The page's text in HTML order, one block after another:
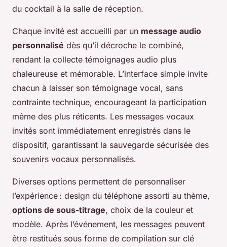
du cocktail à la salle de réception.
Chaque invité est accueilli par un message audio
personnalisé dès qu’il décroche le combiné,
rendant la collecte témoignages audio plus
chaleureuse et mémorable. L’interface simple invite
chacun à laisser son témoignage vocal, sans
contrainte technique, encourageant la participation
même des plus réticents. Les messages vocaux
invités sont immédiatement enregistrés dans le
dispositif, garantissant la sauvegarde sécurisée des
souvenirs vocaux personnalisés.
Diverses options permettent de personnaliser
l’expérience : design du téléphone assorti au thème,
options de sous-titrage, choix de la couleur et
modèle. Après l’événement, les messages peuvent
être restitués sous forme de compilation sur clé